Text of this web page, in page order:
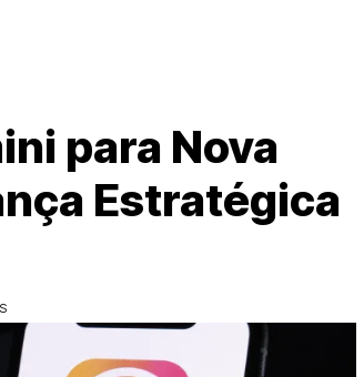
para Nova
Estratégica